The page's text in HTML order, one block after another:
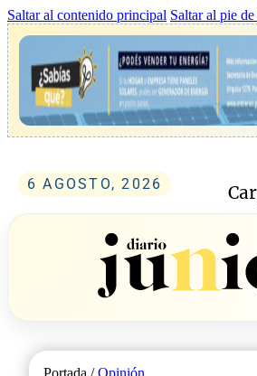
Saltar al contenido principal Saltar al pie
6 AGOSTO, 2026